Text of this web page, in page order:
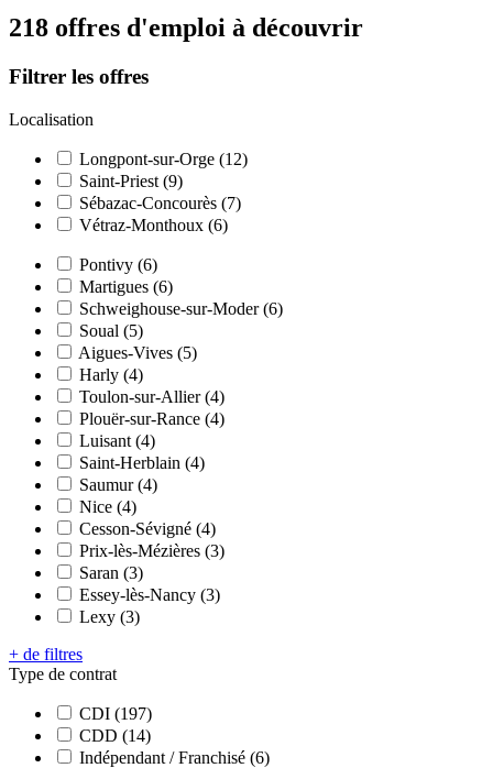
218 offres d'emploi à découvrir
Filtrer les offres
Localisation
Longpont-sur-Orge (12)
Saint-Priest (9)
Sébazac-Concourès (7)
Vétraz-Monthoux (6)
Pontivy (6)
Martigues (6)
Schweighouse-sur-Moder (6)
Soual (5)
Aigues-Vives (5)
Harly (4)
Toulon-sur-Allier (4)
Plouër-sur-Rance (4)
Luisant (4)
Saint-Herblain (4)
Saumur (4)
Nice (4)
Cesson-Sévigné (4)
Prix-lès-Mézières (3)
Saran (3)
Essey-lès-Nancy (3)
Lexy (3)
+ de filtres
Type de contrat
CDI (197)
CDD (14)
Indépendant / Franchisé (6)